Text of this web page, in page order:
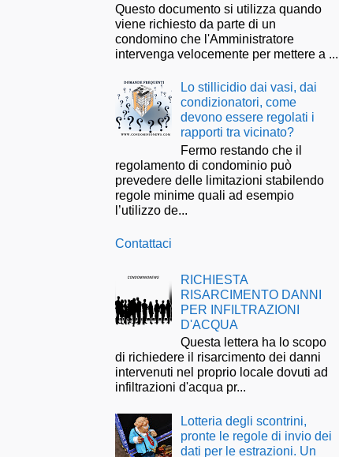
Questo documento si utilizza quando
viene richiesto da parte di un
condomino che l'Amministratore
intervenga velocemente per mettere a ...
Lo stillicidio dai vasi, dai
condizionatori, come
devono essere regolati i
rapporti tra vicinato?
Fermo restando che il
regolamento di condominio può
prevedere delle limitazioni stabilendo
regole minime quali ad esempio
l’utilizzo de...
Contattaci
RICHIESTA
RISARCIMENTO DANNI
PER INFILTRAZIONI
D'ACQUA
Questa lettera ha lo scopo
di richiedere il risarcimento dei danni
intervenuti nel proprio locale dovuti ad
infiltrazioni d'acqua pr...
Lotteria degli scontrini,
pronte le regole di invio dei
dati per le estrazioni. Un